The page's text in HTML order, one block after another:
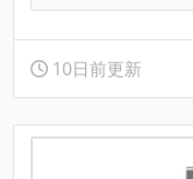
10日前更新